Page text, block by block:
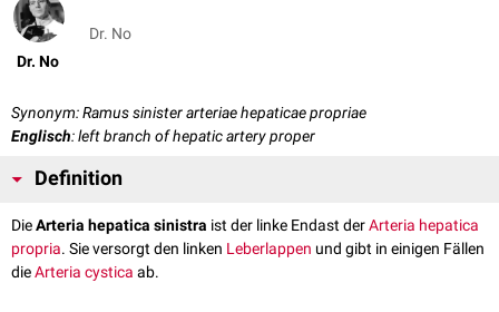
Dr. No
Dr. No
Synonym: Ramus sinister arteriae hepaticae propriae
Englisch: left branch of hepatic artery proper
Definition
DieArteria hepatica sinistra ist der linke Endast derArteria hepatica
propria. Sie versorgt den linken Leberlappen und gibt in einigen Fällen
dieArteria cystica ab.